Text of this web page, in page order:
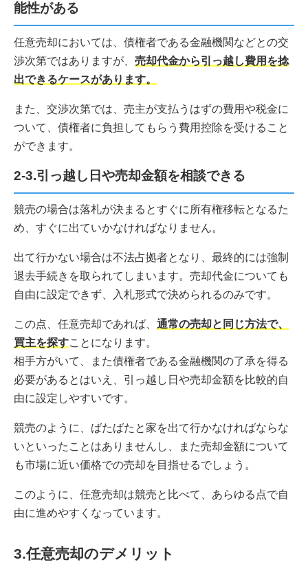
能性がある
任意売却においては、債権者である金融機関などとの交
渉次第ではありますが、 売却代金から引っ越し費用を捻
出できるケースがあります。
また、交渉次第では、売主が支払うはずの費用や税金に
ついて、債権者に負担してもらう費用控除を受けること
ができます。
2-3.引っ越し日や売却金額を相談できる
競売の場合は落札が決まるとすぐに所有権移転となるた
め、すぐに出ていかなければなりません。
出て行かない場合は不法占拠者となり、最終的には強制
退去手続きを取られてしまいます。売却代金についても
自由に設定できず、入札形式で決められるのみです。
この点、任意売却であれば、 通常の売却と同じ方法で、
買主を探すことになります。
相手方がいて、また債権者である金融機関の了承を得る
必要があるとはいえ、引っ越し日や売却金額を比較的自
由に設定しやすいです。
競売のように、ばたばたと家を出て行かなければならな
いといったことはありませんし、また売却金額について
も市場に近い価格での売却を目指せるでしょう。
このように、任意売却は競売と比べて、あらゆる点で自
由に進めやすくなっています。
3.任意売却のデメリット